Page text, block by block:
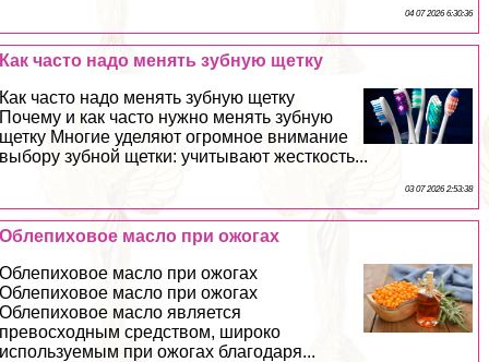
04 07 2026 6:30:36
Как часто надо менять зубную щетку
Как часто надо менять зубную щетку
Почему и как часто нужно менять зубную
щетку Многие уделяют огромное внимание
выбору зубной щетки: учитывают жесткость...
03 07 2026 2:53:38
Облепиховое масло при ожогах
Облепиховое масло при ожогах
Облепиховое масло при ожогах
Облепиховое масло является
превосходным средством, широко
используемым при ожогах благодаря...